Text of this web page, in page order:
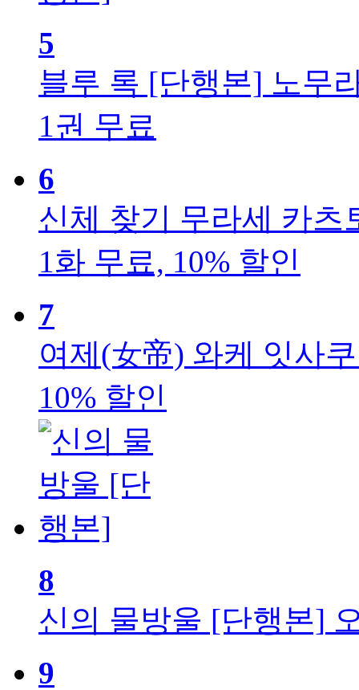
5
블루 록 [단행본] 노무
1권 무료
6
신체 찾기 무라세 카츠
1화 무료, 10% 할인
7
여제(女帝) 와케 잇사
10% 할인
8
신의 물방울 [단행본]
9